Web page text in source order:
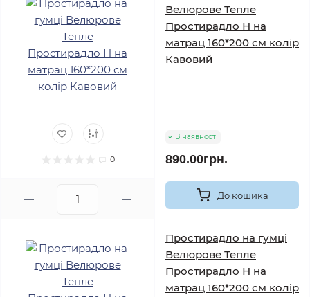
0
Велюрове Тепле
Простирадло Н на
матрац 160*200 см колір
Кавовий
В наявності
890.00грн.
До кошика
Простирадло на гумці
Велюрове Тепле
Простирадло Н на
матрац 160*200 см колір